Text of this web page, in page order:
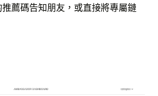
薦碼告知朋友，或直接將專屬鏈
友！